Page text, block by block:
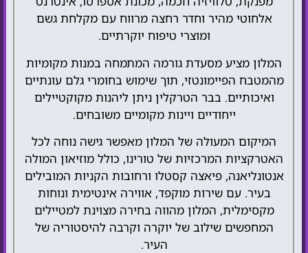
אלחוטי מהיר וחדר רחצה מרווח עם מקלחת גשם
ומוצרי טיפוח יוקרתיים.
המלון מציע מסעדת גורמה המתמחה במנות מקומיות
מהמטבח הפיימונטזי, תוך שימוש בחומרי גלם עונתיים
ואיכותיים. בבר הטרקלין ניתן ליהנות מקוקטיילים
ייחודיים ויינות מקומיים משובחים.
המיקום המעולה של המלון מאפשר גישה נוחה לכל
האטרקציות המרכזיות של טורינו, כולל מוזיאון המולה
אנטונליאנה, פיאצה קסטלו ורחובות הקניות המובילים
בעיר. עם שירות מוקפד, אווירה אינטימית ונוחות
מקסימלית, המלון מהווה בחירה מצוינת למטיילים
המחפשים שילוב של יוקרה וקרבה להיסטוריה של
העיר.